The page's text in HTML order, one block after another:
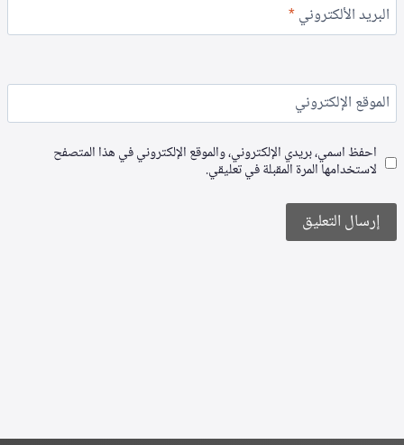
البريد الألكتروني*
الموقع الإلكتروني
احفظ اسمي، بريدي الإلكتروني، والموقع الإلكتروني في هذا المتصفح
لاستخدامها المرة المقبلة في تعليقي.